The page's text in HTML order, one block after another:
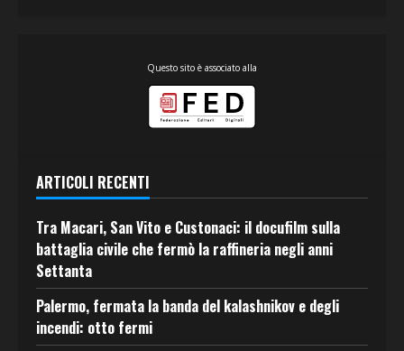
Questo sito è associato alla
ARTICOLI RECENTI
Tra Macari, San Vito e Custonaci: il docufilm sulla
battaglia civile che fermò la raffineria negli anni
Settanta
Palermo, fermata la banda del kalashnikov e degli
incendi: otto fermi